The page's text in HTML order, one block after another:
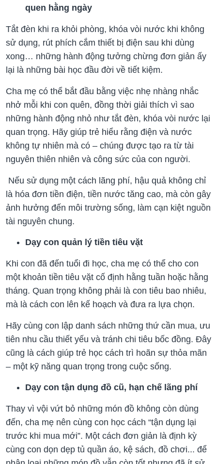
quen hằng ngày
Tắt đèn khi ra khỏi phòng, khóa vòi nước khi không
sử dụng, rút phích cắm thiết bị điện sau khi dùng
xong… những hành động tưởng chừng đơn giản ấy
lại là những bài học đầu đời về tiết kiệm.
Cha mẹ có thể bắt đầu bằng việc nhẹ nhàng nhắc
nhở mỗi khi con quên, đồng thời giải thích vì sao
những hành động nhỏ như tắt đèn, khóa vòi nước lại
quan trọng. Hãy giúp trẻ hiểu rằng điện và nước
không tự nhiên mà có – chúng được tạo ra từ tài
nguyên thiên nhiên và công sức của con người.
Nếu sử dụng một cách lãng phí, hậu quả không chỉ
là hóa đơn tiền điện, tiền nước tăng cao, mà còn gây
ảnh hưởng đến môi trường sống, làm cạn kiệt nguồn
tài nguyên chung.
Dạy con quản lý tiền tiêu vặt
Khi con đã đến tuổi đi học, cha mẹ có thể cho con
một khoản tiền tiêu vặt cố định hằng tuần hoặc hằng
tháng. Quan trọng không phải là con tiêu bao nhiêu,
mà là cách con lên kế hoạch và đưa ra lựa chọn.
Hãy cùng con lập danh sách những thứ cần mua, ưu
tiên nhu cầu thiết yếu và tránh chi tiêu bốc đồng. Đây
cũng là cách giúp trẻ học cách trì hoãn sự thỏa mãn
– một kỹ năng quan trọng trong cuộc sống.
Dạy con tận dụng đồ cũ, hạn chế lãng phí
Thay vì vội vứt bỏ những món đồ không còn dùng
đến, cha mẹ nên cùng con học cách “tận dụng lại
trước khi mua mới”. Một cách đơn giản là định kỳ
cùng con dọn dẹp tủ quần áo, kệ sách, đồ chơi... để